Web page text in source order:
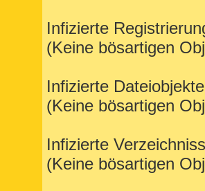
Infizierte
(Keine bösartigen
Infizierte
(Keine bösartigen
Infizierte
(Keine bösartigen